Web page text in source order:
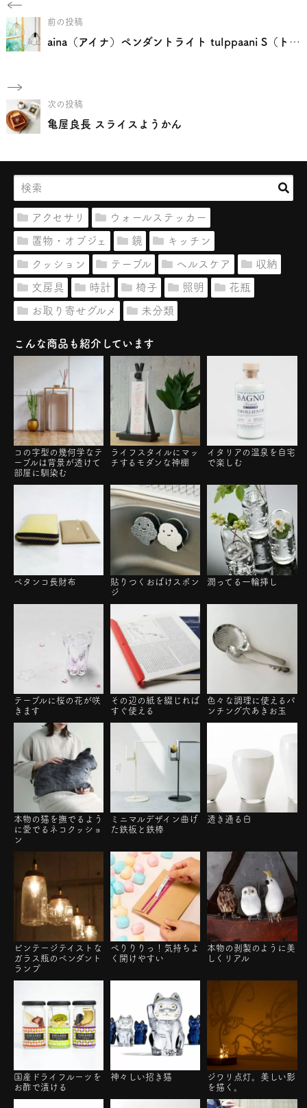
前の投稿
aina（アイナ）ペンダントライト tulppaani S（トゥルパーニS）
次の投稿
亀屋良長 スライスようかん
アクセサリ ウォールステッカー
置物・オブジェ 鏡 キッチン
クッション テーブル ヘルスケア 収納
文房具 時計 椅子 照明 花瓶
お取り寄せグルメ 未分類
こんな商品も紹介しています
コの字型の幾何学なテ
ーブルは背景が透けて
部屋に馴染む
ライフスタイルにマッ
チするモダンな神棚
イタリアの温泉を自宅
で楽しむ
ペタンコ長財布
貼りつくおばけスポン
ジ
潤ってる一輪挿し
テーブルに桜の花が咲
きます
その辺の紙を綴じれば
すぐ使える
色々な調理に使えるパ
ンチング穴あきお玉
本物の猫を撫でるよう
に愛でるネコクッショ
ン
ミニマルデザイン曲げ
た鉄板と鉄棒
透き通る白
ビンテージテイストな
ガラス瓶のペンダント
ランプ
ぺりりりっ！気持ちよ
く開けやすい
本物の剥製のように美
しくリアル
国産ドライフルーツを
お酢で漬ける
神々しい招き猫
ジワリ点灯。美しい影
を描く。